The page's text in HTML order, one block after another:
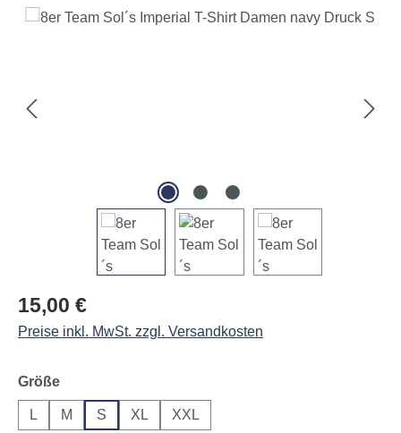
Bildergalerie überspringen
Regulärer Preis:
15,00 €
Preise inkl. MwSt. zzgl. Versandkosten
Größeauswählen
L M S XL XXL